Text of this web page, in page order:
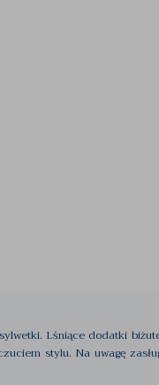
Lśniące dodatki
stylu. Na uwagę